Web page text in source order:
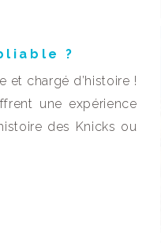
?
et chargé d’histoire !
une expérience
des Knicks ou